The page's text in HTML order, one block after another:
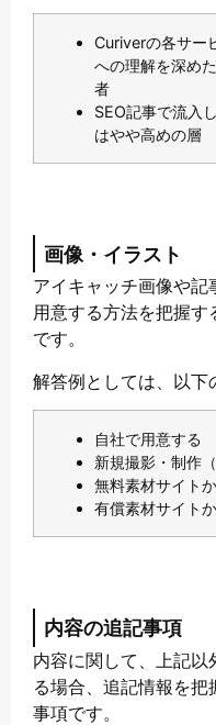
Curiverの各サー
への理解を深め
者
SEO記事で流入
はやや高めの層
画像・イラスト
アイキャッチ画像や
用意する方法を把握
です。
解答例としては、以下
自社で用意する
新規撮影・制作（
無料素材サイト
有償素材サイト
内容の追記事項
内容に関して、上記
る場合、追記情報を
事項です。